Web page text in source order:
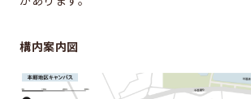
構内案内図